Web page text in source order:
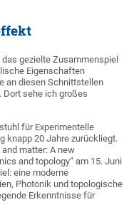
gezielte Zusammenspiel
Eigenschaften
an diesen Schnittstellen
Dort sehe ich großes
für Experimentelle
knapp 20 Jahre zurückliegt.
matter: A new
and topology“ am 15. Juni
eine moderne
Photonik und topologische
Erkenntnisse für